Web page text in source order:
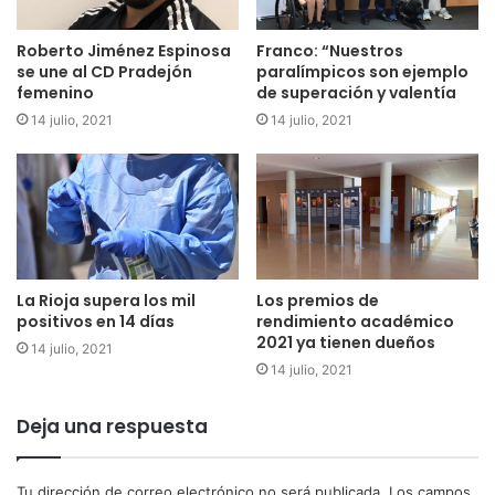
Roberto Jiménez Espinosa
se une al CD Pradejón
femenino
14 julio, 2021
Franco: “Nuestros
paralímpicos son ejemplo
de superación y valentía
14 julio, 2021
La Rioja supera los mil
positivos en 14 días
14 julio, 2021
Los premios de
rendimiento académico
2021 ya tienen dueños
14 julio, 2021
Deja una respuesta
Tu dirección de correo electrónico no será publicada. Los campos